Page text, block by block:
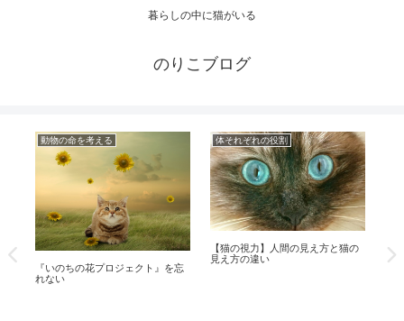
暮らしの中に猫がいる
のりこブログ
動物の命を考える
『いのちの花プロジェクト』を忘
れない
体それぞれの役割
【猫の視力】人間の見え方と猫の
見え方の違い
猫
猫